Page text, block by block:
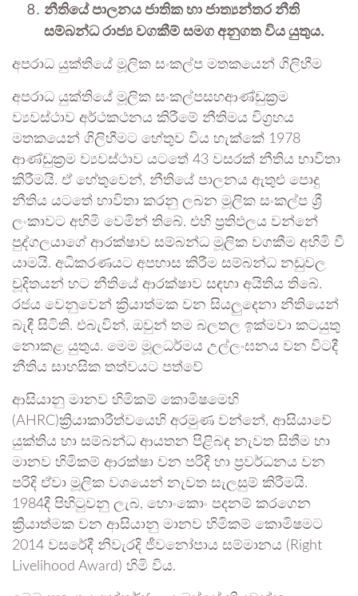
නීතියේ පාලනය ජාතික හා ජාත්‍යන්තර නීති
සම්බන්ධ රාජ්‍ය වගකීම් සමග අනුගත විය යුතුය.
අපරාධ යුක්තියේ මූලික සංකල්ප මතකයෙන් ගිලිහීම
අපරාධ යුක්තියේ මූලික සංකල්පසහආණ්ඩුක්‍රම
ව්‍යවස්ථාව අර්ථකථනය කිරීමේ නීතිමය විග්‍රහය
මතකයෙන් ගිලිහීමට හේතුව විය හැක්කේ 1978
ආණ්ඩුක්‍රම ව්‍යවස්ථාව යටතේ 43 වසරක් නීතිය භාවිතා
කිරීමයි. ඒ හේතුවෙන්, නීතියේ පාලනය ඇතුළු පොදු
නීතිය යටතේ භාවිතා කරනු ලබන මූලික සංකල්ප ශ්‍රී
ලංකාවට අහිමි වෙමින් තිබේ. එහි ප්‍රතිඵලය වන්නේ
පුද්ගලයාගේ ආරක්ෂාව සම්බන්ධ මූලික වගකීම අහිමි වී
යාමයි. අධිකරණයට අපහාස කිරීම සම්බන්ධ නඩුවල
චූදිතයන් හට නීතියේ ආරක්ෂාව සඳහා අයිතිය තිබේ.
රජය වෙනුවෙන් ක්‍රියාත්මක වන සියලුදෙනා නීතියෙන්
බැඳී සිටිති. එබැවින්, ඔවුන් තම බලතල ඉක්මවා කටයුතු
නොකළ යුතුය. මෙම මූලධර්මය උල්ලංඝනය වන විටදී
නීතිය සාහසික තත්වයට පත්වේ
ආසියානු මානව හිමිකම් කොමිෂමෙහි
(AHRC)ක්‍රියාකාරීත්වයෙහි අරමුණ වන්නේ, ආසියාවේ
යුක්තිය හා සම්බන්ධ ආයතන පිළිබඳ නැවත සිතීම හා
මානව හිමිකම් ආරක්ෂා වන පරිදි හා ප්‍රවර්ධනය වන
පරිදි ඒවා මූලික වශයෙන් නැවත සැලසුම් කිරීමයි.
1984දී පිහිටුවනු ලැබ, හොංකොං පදනම් කරගෙන
ක්‍රියාත්මක වන ආසියානු මානව හිමිකම් කොමිෂමට
2014 වසරේදී නිවැරදි ජීවනෝපාය සම්මානය (Right
Livelihood Award) හිමි විය.